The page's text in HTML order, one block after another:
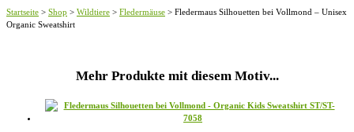
Startseite > Shop > Wildtiere > Fledermäuse > Fledermaus Silhouetten bei Vollmond – Unisex
Organic Sweatshirt
Mehr Produkte mit diesem Motiv...